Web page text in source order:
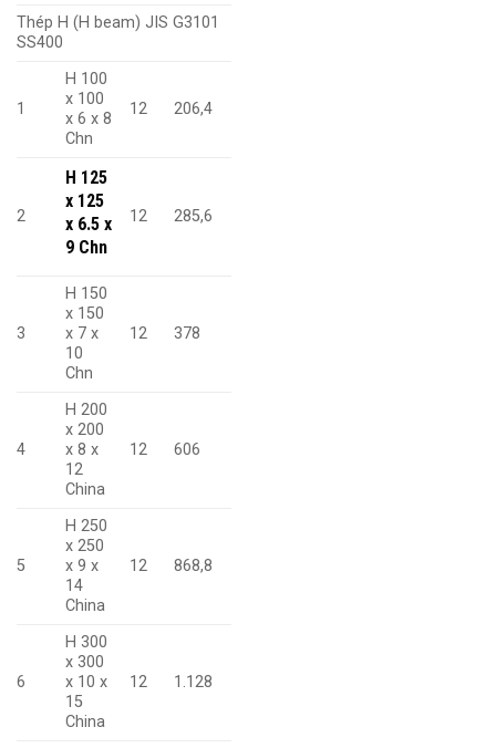
Thép H (H beam) JIS G3101
SS400
1
H 100
x 100
x 6 x 8
Chn
12 206,4
2
H 125
x 125
x 6.5 x
9 Chn
12 285,6
3
H 150
x 150
x 7 x
10
Chn
12 378
4
H 200
x 200
x 8 x
12
China
12 606
5
H 250
x 250
x 9 x
14
China
12 868,8
6
H 300
x 300
x 10 x
15
China
12 1.128